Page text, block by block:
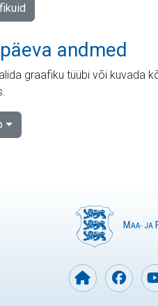
andmed
graafiku tüübi või kuvada